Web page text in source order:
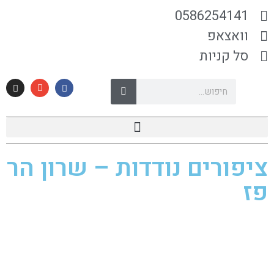
0586254141
וואצאפ
סל קניות
ציפורים נודדות – שרון הר
פז